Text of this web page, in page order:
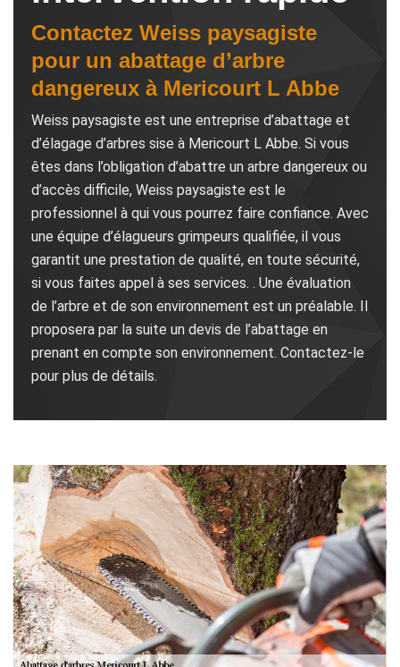
Contactez Weiss paysagiste
pour un abattage d’arbre
dangereux à Mericourt L Abbe
Weiss paysagiste est une entreprise d’abattage et
d’élagage d’arbres sise à Mericourt L Abbe. Si vous
êtes dans l’obligation d’abattre un arbre dangereux ou
d’accès difficile, Weiss paysagiste est le
professionnel à qui vous pourrez faire confiance. Avec
une équipe d’élagueurs grimpeurs qualifiée, il vous
garantit une prestation de qualité, en toute sécurité,
si vous faites appel à ses services. . Une évaluation
de l’arbre et de son environnement est un préalable. Il
proposera par la suite un devis de l’abattage en
prenant en compte son environnement. Contactez-le
pour plus de détails.